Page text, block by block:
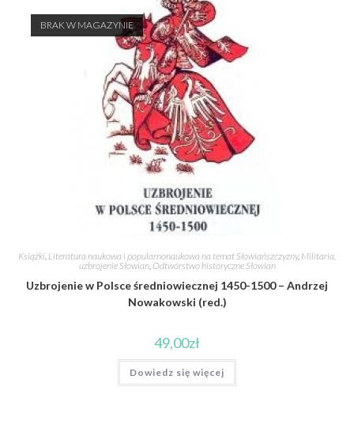
BRAK W MAGAZYNIE
Książki, Literatura naukowa i popularnonaukowa na temat Słowiańszczyzny, Militaria,
uzbrojenie Słowian, Odtwórstwo historyczne Słowian
Uzbrojenie w Polsce średniowiecznej 1450-1500 – Andrzej
Nowakowski (red.)
49,00zł
Dowiedz się więcej